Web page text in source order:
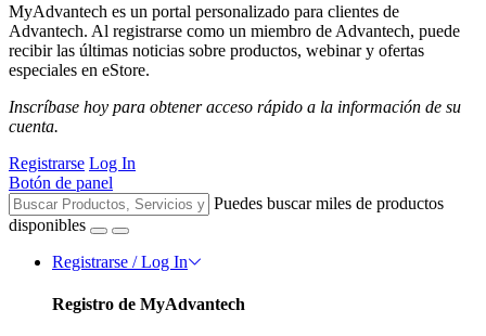
MyAdvantech es un portal personalizado para clientes de
Advantech. Al registrarse como un miembro de Advantech, puede
recibir las últimas noticias sobre productos, webinar y ofertas
especiales en eStore.
Inscríbase hoy para obtener acceso rápido a la información de su
cuenta.
Registrarse Log In
Botón de panel
Puedes buscar miles de productos
disponibles
Registrarse / Log In
Registro de MyAdvantech